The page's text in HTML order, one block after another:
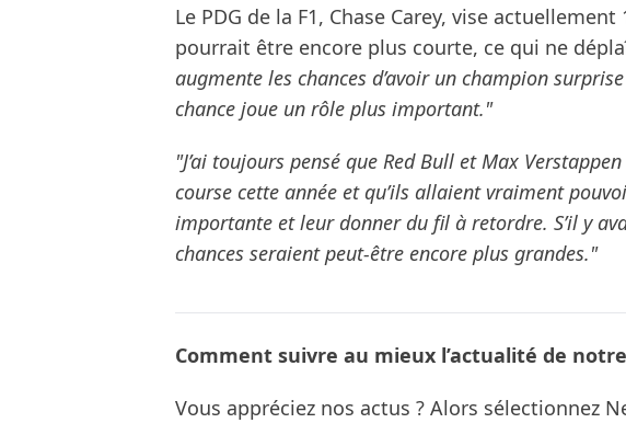
Le PDG de la F1, Chase Carey, vise
pourrait être encore plus courte, ce qui ne
augmente les chances d’avoir un champion
chance joue un rôle plus important."
"J’ai toujours pensé que Red Bull et Max
course cette année et qu’ils allaient vraiment
importante et leur donner du fil à retordre. S’il y
chances seraient peut-être encore plus grandes."
Comment suivre au mieux l’actualité de
Vous appréciez nos actus ? Alors sélectionnez